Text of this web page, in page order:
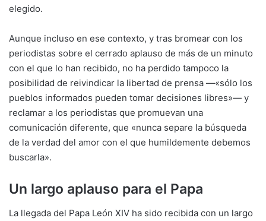
elegido.
Aunque incluso en ese contexto, y tras bromear con los
periodistas sobre el cerrado aplauso de más de un minuto
con el que lo han recibido, no ha perdido tampoco la
posibilidad de reivindicar la libertad de prensa —«sólo los
pueblos informados pueden tomar decisiones libres»— y
reclamar a los periodistas que promuevan una
comunicación diferente, que «nunca separe la búsqueda
de la verdad del amor con el que humildemente debemos
buscarla».
Un largo aplauso para el Papa
La llegada del Papa León XIV ha sido recibida con un largo